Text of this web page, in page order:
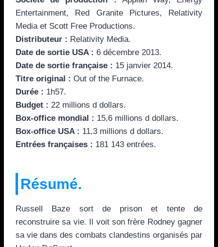
Entertainment, Red Granite Pictures, Relativity
Media et Scott Free Productions.
Distributeur : Relativity Media.
Date de sortie USA : 6 décembre 2013.
Date de sortie française : 15 janvier 2014.
Titre original : Out of the Furnace.
Durée : 1h57.
Budget : 22 millions d dollars.
Box-office mondial : 15,6 millions d dollars.
Box-office USA : 11,3 millions d dollars.
Entrées françaises : 181 143 entrées.
Résumé.
Russell Baze sort de prison et tente de
reconstruire sa vie. Il voit son frère Rodney gagner
sa vie dans des combats clandestins organisés par